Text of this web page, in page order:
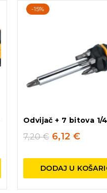
-15%
Odvijač + 7 bitova 1/
7,20€ 6,12 €
DODAJ U